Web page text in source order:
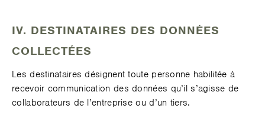
IV. DESTINATAIRES DES DONNÉES
COLLECTÉES
Les destinataires désignent toute personne habilitée à
recevoir communication des données qu’il s’agisse de
collaborateurs de l’entreprise ou d’un tiers.